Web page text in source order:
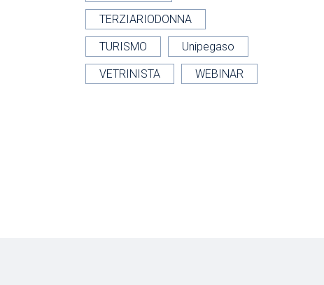
TERZIARIODONNA
TURISMO Unipegaso
VETRINISTA WEBINAR